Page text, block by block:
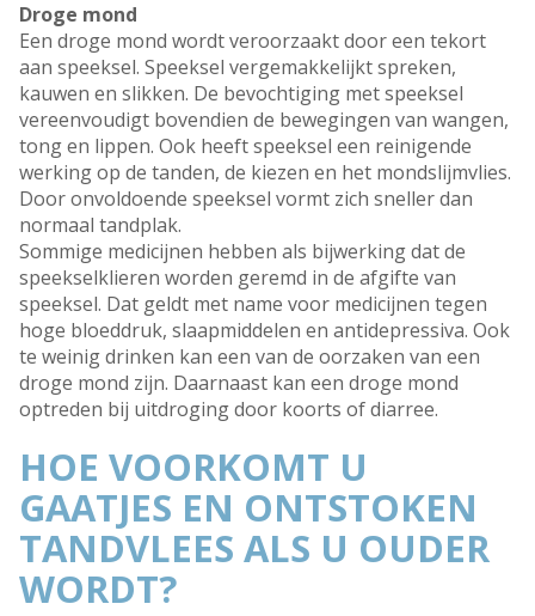
Droge mond
Een droge mond wordt veroorzaakt door een tekort
aan speeksel. Speeksel vergemakkelijkt spreken,
kauwen en slikken. De bevochtiging met speeksel
vereenvoudigt bovendien de bewegingen van wangen,
tong en lippen. Ook heeft speeksel een reinigende
werking op de tanden, de kiezen en het mondslijmvlies.
Door onvoldoende speeksel vormt zich sneller dan
normaal tandplak.
Sommige medicijnen hebben als bijwerking dat de
speekselklieren worden geremd in de afgifte van
speeksel. Dat geldt met name voor medicijnen tegen
hoge bloeddruk, slaapmiddelen en antidepressiva. Ook
te weinig drinken kan een van de oorzaken van een
droge mond zijn. Daarnaast kan een droge mond
optreden bij uitdroging door koorts of diarree.
HOE VOORKOMT U
GAATJES EN ONTSTOKEN
TANDVLEES ALS U OUDER
WORDT?